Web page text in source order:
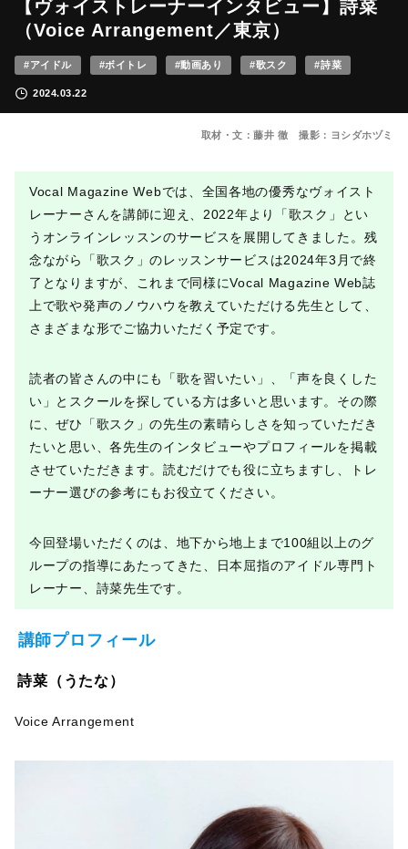
【ヴォイストレーナーインタビュー】詩菜
（Voice Arrangement／東京）
#アイドル #ボイトレ #動画あり #歌スク #詩菜
2024.03.22
取材・文：藤井 徹 撮影：ヨシダホヅミ
Vocal Magazine Webでは、全国各地の優秀なヴォイスト
レーナーさんを講師に迎え、2022年より「歌スク」とい
うオンラインレッスンのサービスを展開してきました。残
念ながら「歌スク」のレッスンサービスは2024年3月で終
了となりますが、これまで同様にVocal Magazine Web誌
上で歌や発声のノウハウを教えていただける先生として、
さまざまな形でご協力いただく予定です。
読者の皆さんの中にも「歌を習いたい」、「声を良くした
い」とスクールを探している方は多いと思います。その際
に、ぜひ「歌スク」の先生の素晴らしさを知っていただき
たいと思い、各先生のインタビューやプロフィールを掲載
させていただきます。読むだけでも役に立ちますし、トレ
ーナー選びの参考にもお役立てください。
今回登場いただくのは、地下から地上まで100組以上のグ
ループの指導にあたってきた、日本屈指のアイドル専門ト
レーナー、詩菜先生です。
講師プロフィール
詩菜（うたな）
Voice Arrangement